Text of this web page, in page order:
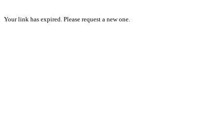
Your link has expired. Please request a new one.